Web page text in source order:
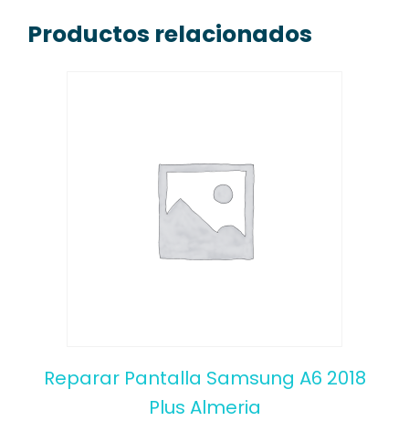
Productos relacionados
Reparar Pantalla Samsung A6 2018
Plus Almeria